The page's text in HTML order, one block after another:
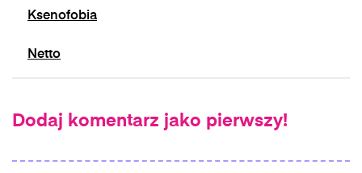
Ksenofobia
Netto
Dodaj komentarz jako pierwszy!